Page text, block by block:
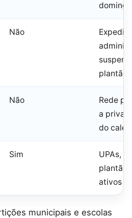
Não
plantão
Não
Rede
a
do
Sim
UPAs,
plantão
ativos
municipais e escolas